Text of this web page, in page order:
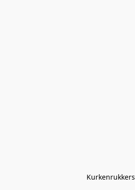
Kurkenrukkers